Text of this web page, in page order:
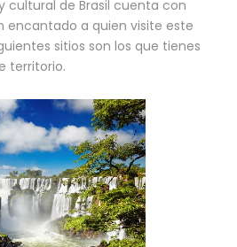
cultural de Brasil cuenta con
encantado a quien visite este
sitios son los que tienes
territorio.